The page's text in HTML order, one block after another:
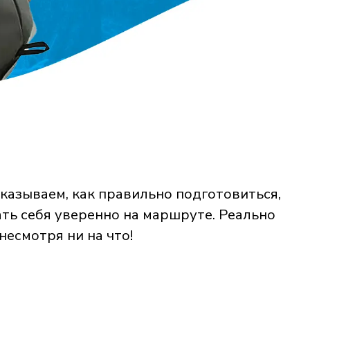
как правильно подготовиться,
себя уверенно на маршруте. Реально
ни на что!